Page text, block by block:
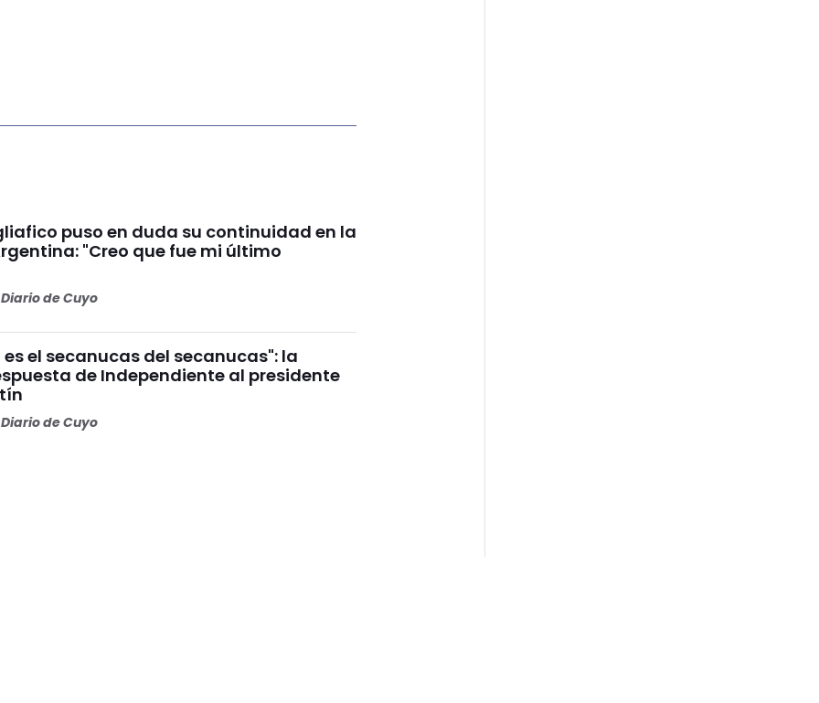
puso en duda su continuidad en la
"Creo que fue mi último
de Cuyo
el secanucas del secanucas": la
de Independiente al presidente
de Cuyo